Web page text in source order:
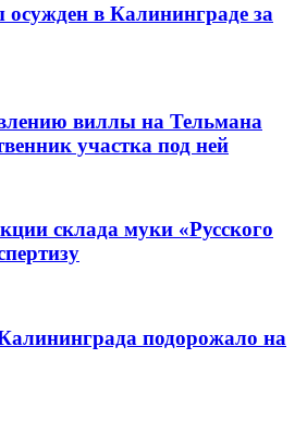
в Калининграде за
виллы на Тельмана
участка под ней
склада муки «Русского
подорожало на